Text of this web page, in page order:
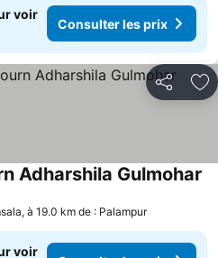
voir
Consulter les prix
Partager
Adharshila Gulmohar
à 19.0 km de : Palampur
voir